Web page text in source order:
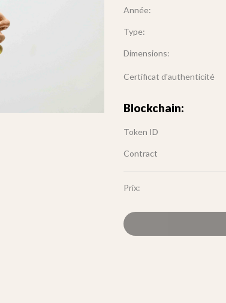
Année:
Type:
Dimensions:
Certificat d'authenticité
Blockchain:
Token ID
Contract
Prix: